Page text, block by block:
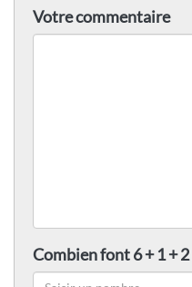
Votre commentaire
Combien font 6 + 1 + 2